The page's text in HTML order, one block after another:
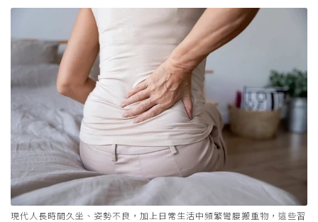
現代人長時間久坐、姿勢不良，加上日常生活中頻繁彎腰搬重物，這些習